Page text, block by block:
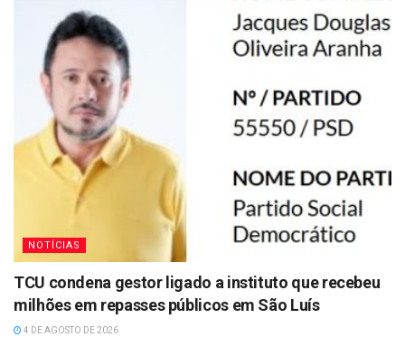
NOTÍCIAS
TCU condena gestor ligado a instituto que recebeu
milhões em repasses públicos em São Luís
4 DE AGOSTO DE 2026